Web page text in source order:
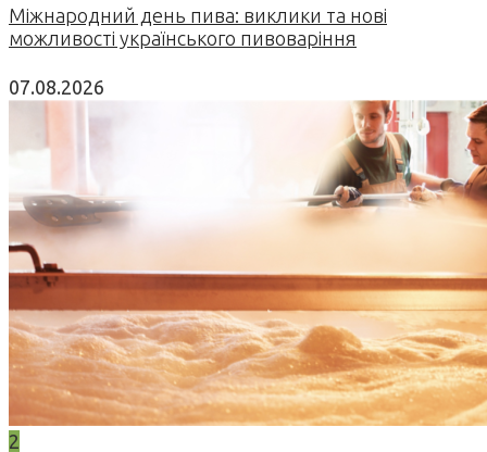
Міжнародний день пива: виклики та нові
можливості українського пивоваріння
07.08.2026
2